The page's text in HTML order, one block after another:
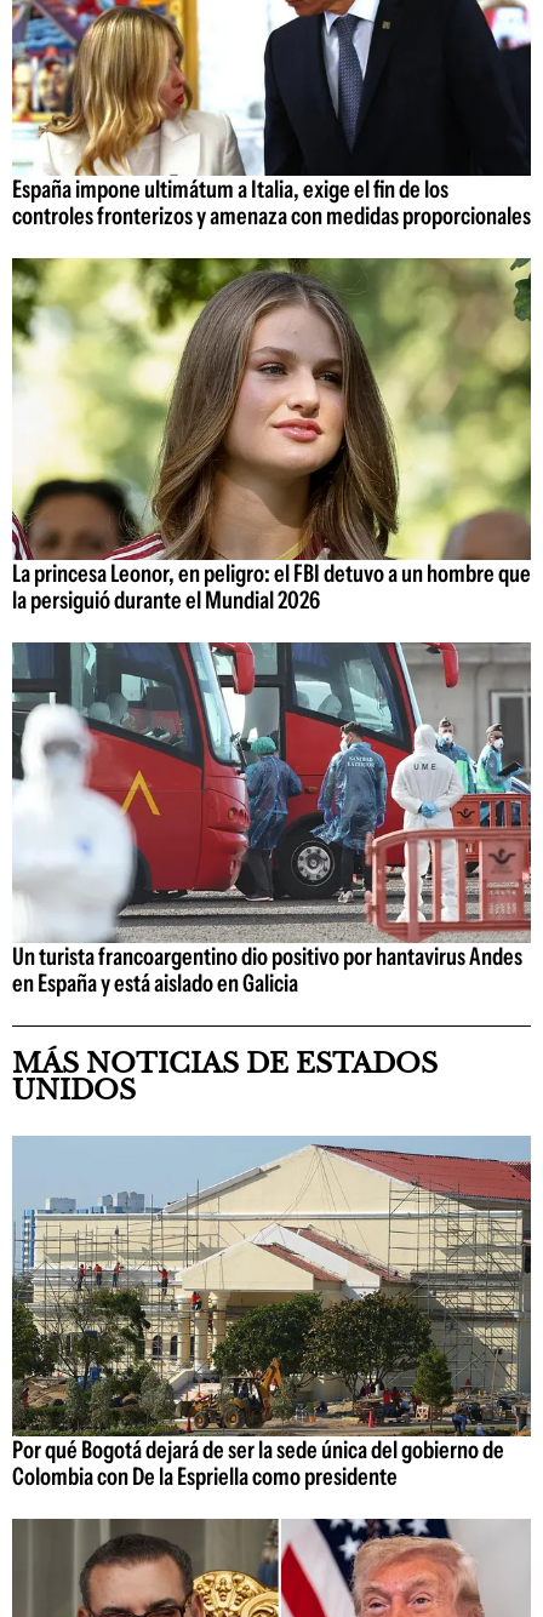
España impone ultimátum a Italia, exige el fin de los
controles fronterizos y amenaza con medidas proporcionales
La princesa Leonor, en peligro: el FBI detuvo a un hombre que
la persiguió durante el Mundial 2026
Un turista francoargentino dio positivo por hantavirus Andes
en España y está aislado en Galicia
MÁS NOTICIAS DE ESTADOS
UNIDOS
Por qué Bogotá dejará de ser la sede única del gobierno de
Colombia con De la Espriella como presidente